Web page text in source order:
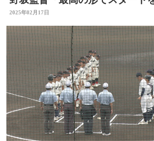
1万4500人が歓喜
2025年02月17日